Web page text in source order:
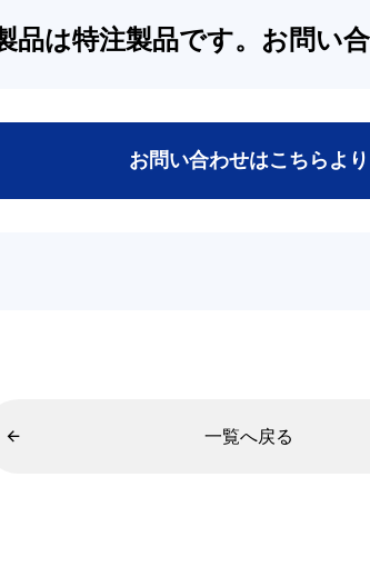
品は特注製品です。 お問い
お問い合わせはこちらより
一覧へ戻る